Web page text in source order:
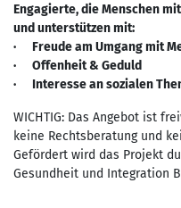
Engagierte, die Menschen
und unterstützen mit:
· Freude am Umgang mit
· Offenheit & Geduld
· Interesse an sozialen
WICHTIG: Das Angebot ist
keine Rechtsberatung und
Gefördert wird das Projekt
Gesundheit und Integration